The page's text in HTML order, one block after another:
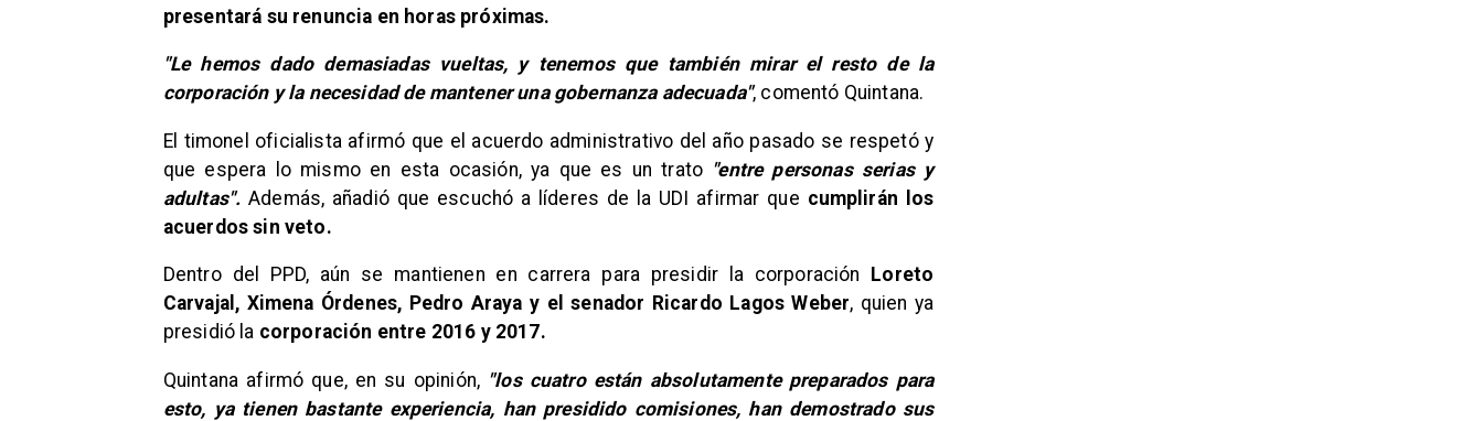
presentará su renuncia en horas próximas.
"Le hemos dado demasiadas vueltas, y tenemos que también mirar el resto de la
corporación y la necesidad de mantener una gobernanza adecuada", comentó Quintana.
​El timonel oficialista afirmó que el acuerdo administrativo del año pasado se respetó y
que espera lo mismo en esta ocasión, ya que es un trato "entre personas serias y
adultas". Además, añadió que escuchó a líderes de la UDI afirmar que cumplirán los
acuerdos sin veto.
​Dentro del PPD, aún se mantienen en carrera para presidir la corporación
Loreto
Carvajal, Ximena Órdenes, Pedro Araya y el senador Ricardo Lagos Weber, quien ya
presidió la corporación entre 2016 y 2017.
​Quintana afirmó que, en su opinión, "los cuatro están absolutamente preparados para
esto, ya tienen bastante experiencia, han presidido comisiones, han demostrado sus